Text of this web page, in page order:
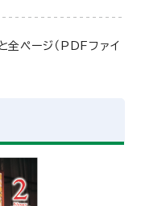
ページ（PDFファイ